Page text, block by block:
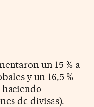
un 15 % a
y un 16,5 %
de divisas).